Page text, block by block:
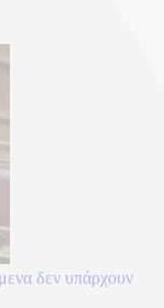
δεν υπάρχουν